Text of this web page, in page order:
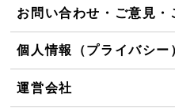
お問い合わせ・ご意見・
個人情報（プライバシー
運営会社